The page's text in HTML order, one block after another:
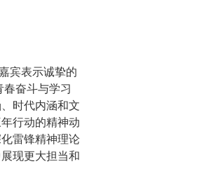
宾表示诚挚的
春奋斗与学习
时代内涵和文
行动的精神动
雷锋精神理论
现更大担当和